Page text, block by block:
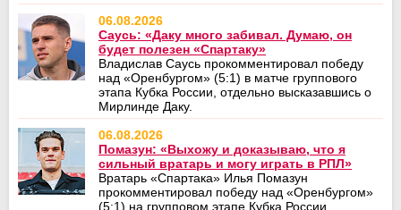
06.08.2026
Саусь: «Даку много забивал. Думаю, он
будет полезен «Спартаку»
Владислав Саусь прокомментировал победу
над «Оренбургом» (5:1) в матче группового
этапа Кубка России, отдельно высказавшись о
Мирлинде Даку.
06.08.2026
Помазун: «Выхожу и доказываю, что я
сильный вратарь и могу играть в РПЛ»
Вратарь «Спартака» Илья Помазун
прокомментировал победу над «Оренбургом»
(5:1) на групповом этапе Кубка России